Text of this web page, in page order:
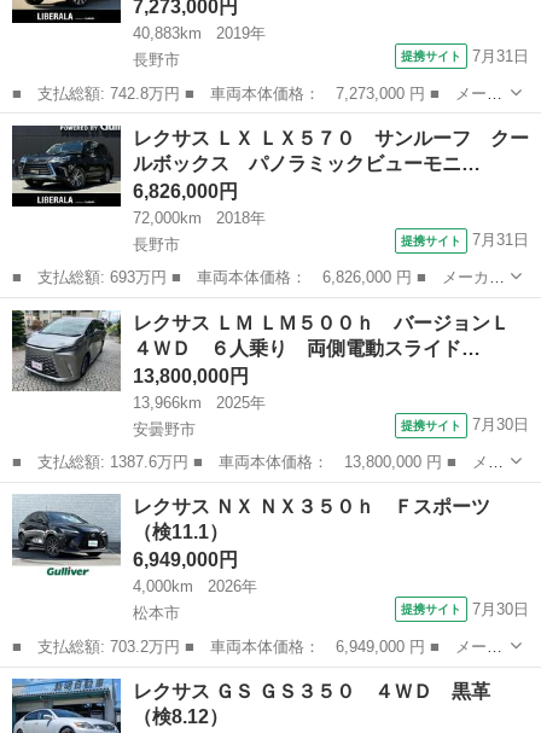
7,273,000円
40,883km
2019年
長野市
提携サイト 7月31日
■ 支払総額: 742.8万円 ■ 車両本体価格： 7,273,000 円 ■ メーカ
ー名： レクサス ■ 車種名： ＬＸ ■ グレード名： ＬＸ５７
０ サンルーフ ベージュレザー モデリスタエアロ（Ｆ．Ｒ）マフ
ラー クー...
長野 長野市 レクサス
レクサス ＬＸ ＬＸ５７０ サンルーフ クー
ルボックス パノラミックビューモニ…
6,826,000円
72,000km
2018年
長野市
提携サイト 7月31日
■ 支払総額: 693万円 ■ 車両本体価格： 6,826,000 円 ■ メーカー
名： レクサス ■ 車種名： ＬＸ ■ グレード名： ＬＸ５７０
サンルーフ クールボックス パノラミックビューモニター ＨＵ
Ｄ ベンチレ...
長野 長野市 レクサス
レクサス ＬＭ ＬＭ５００ｈ バージョンＬ
４ＷＤ ６人乗り 両側電動スライド…
13,800,000円
13,966km
2025年
安曇野市
提携サイト 7月30日
■ 支払総額: 1387.6万円 ■ 車両本体価格： 13,800,000 円 ■ メー
カー名： レクサス ■ 車種名： ＬＭ ■ グレード名： ＬＭ５０
０ｈ バージョンＬ ４ＷＤ ６人乗り 両側電動スライドドア ナ
ビＴＶ...
長野 安曇野市 レクサス
レクサス ＮＸ ＮＸ３５０ｈ Ｆスポーツ
（検11.1）
6,949,000円
4,000km
2026年
松本市
提携サイト 7月30日
■ 支払総額: 703.2万円 ■ 車両本体価格： 6,949,000 円 ■ メーカ
ー名： レクサス ■ 車種名： ＮＸ ■ グレード名： ＮＸ３５０
ｈ Ｆスポーツ ■ 排気量： 2500cc ■ ドア枚数： 5D ■ ...
長野 松本市 レクサス
レクサス ＧＳ ＧＳ３５０ ４ＷＤ 黒革
（検8.12）